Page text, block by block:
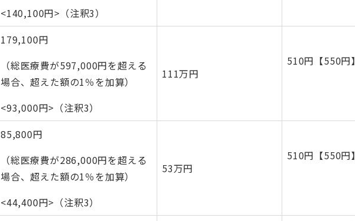
<140,100円>（注釈3）
179,100円
（総医療費が597,000円を超える
場合、超えた額の1％を加算）
<93,000円>（注釈3）
111万円
510円【550円】
85,800円
（総医療費が286,000円を超える
場合、超えた額の1％を加算）
<44,400円>（注釈3）
53万円
510円【550円】